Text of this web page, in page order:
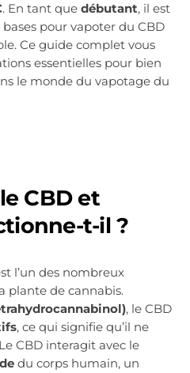
. En tant que débutant, il est
pour vapoter du CBD
Ce guide complet vous
essentielles pour bien
le monde du vapotage du
CBD et
t-il ?
l’un des nombreux
plante de cannabis.
, le CBD
, ce qui signifie qu’il ne
CBD interagit avec le
du corps humain, un